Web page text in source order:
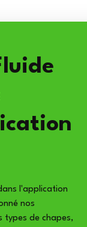
l'application
nos
types de chapes,